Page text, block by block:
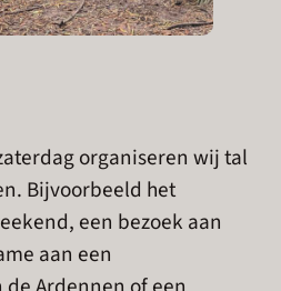
organiseren wij tal
Bijvoorbeeld het
een bezoek aan
aan een